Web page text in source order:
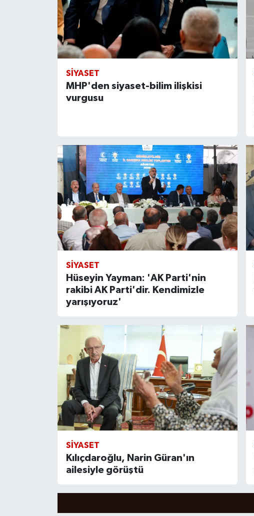
SIYASET
MHP'den siyaset-bilim ilişkisi
vurgusu
SIYASET
Hüseyin Yayman: 'AK Parti'nin
rakibi AK Parti'dir. Kendimizle
yarışıyoruz'
SIYASET
Kılıçdaroğlu, Narin Güran'ın
ailesiyle görüştü